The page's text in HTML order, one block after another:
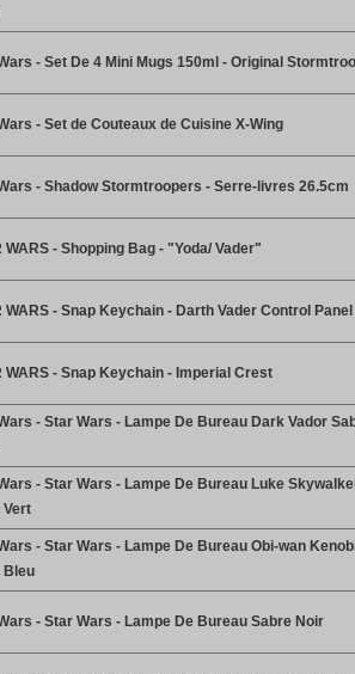
- Set De 4 Mini Mugs 150ml - Original
- Set de Couteaux de Cuisine X-Wing
- Shadow Stormtroopers - Serre-livres 26.5cm
WARS - Shopping Bag - "Yoda/ Vader"
WARS - Snap Keychain - Darth Vader Control Panel
WARS - Snap Keychain - Imperial Crest
- Star Wars - Lampe De Bureau Dark Vador
- Star Wars - Lampe De Bureau Luke
Vert
- Star Wars - Lampe De Bureau Obi-wan
Bleu
- Star Wars - Lampe De Bureau Sabre Noir